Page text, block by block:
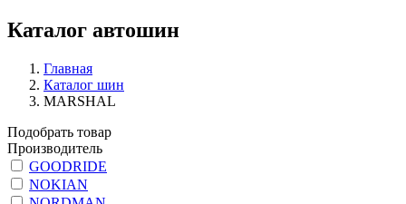
Каталог автошин
Главная
Каталог шин
MARSHAL
Подобрать товар
Производитель
GOODRIDE
NOKIAN